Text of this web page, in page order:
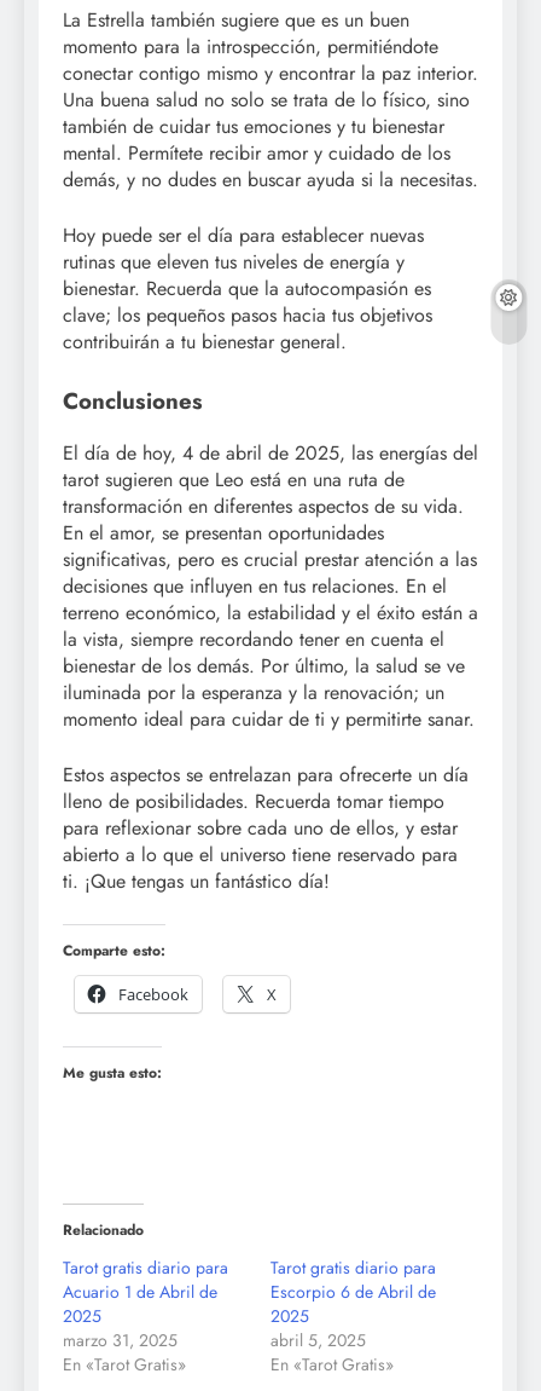
La Estrella también sugiere que es un buen
momento para la introspección, permitiéndote
conectar contigo mismo y encontrar la paz interior.
Una buena salud no solo se trata de lo físico, sino
también de cuidar tus emociones y tu bienestar
mental. Permítete recibir amor y cuidado de los
demás, y no dudes en buscar ayuda si la necesitas.
Hoy puede ser el día para establecer nuevas
rutinas que eleven tus niveles de energía y
bienestar. Recuerda que la autocompasión es
clave; los pequeños pasos hacia tus objetivos
contribuirán a tu bienestar general.
Conclusiones
El día de hoy, 4 de abril de 2025, las energías del
tarot sugieren que Leo está en una ruta de
transformación en diferentes aspectos de su vida.
En el amor, se presentan oportunidades
significativas, pero es crucial prestar atención a las
decisiones que influyen en tus relaciones. En el
terreno económico, la estabilidad y el éxito están a
la vista, siempre recordando tener en cuenta el
bienestar de los demás. Por último, la salud se ve
iluminada por la esperanza y la renovación; un
momento ideal para cuidar de ti y permitirte sanar.
Estos aspectos se entrelazan para ofrecerte un día
lleno de posibilidades. Recuerda tomar tiempo
para reflexionar sobre cada uno de ellos, y estar
abierto a lo que el universo tiene reservado para
ti. ¡Que tengas un fantástico día!
Comparte esto:
Facebook
X
Me gusta esto:
Relacionado
Tarot gratis diario para
Acuario 1 de Abril de
2025
marzo 31, 2025
En «Tarot Gratis»
Tarot gratis diario para
Escorpio 6 de Abril de
2025
abril 5, 2025
En «Tarot Gratis»